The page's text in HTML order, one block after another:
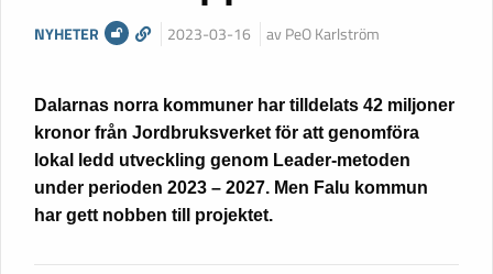
NYHETER 2023-03-16 av PeO Karlström
Dalarnas norra kommuner har tilldelats 42 miljoner
kronor från Jordbruksverket för att genomföra
lokal ledd utveckling genom Leader-metoden
under perioden 2023 – 2027. Men Falu kommun
har gett nobben till projektet.